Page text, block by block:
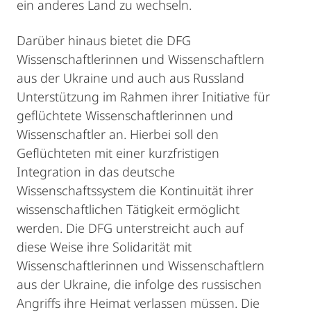
ein anderes Land zu wechseln.
Darüber hinaus bietet die DFG
Wissenschaftlerinnen und Wissenschaftlern
aus der Ukraine und auch aus Russland
Unterstützung im Rahmen ihrer Initiative für
geflüchtete Wissenschaftlerinnen und
Wissenschaftler an. Hierbei soll den
Geflüchteten mit einer kurzfristigen
Integration in das deutsche
Wissenschaftssystem die Kontinuität ihrer
wissenschaftlichen Tätigkeit ermöglicht
werden. Die DFG unterstreicht auch auf
diese Weise ihre Solidarität mit
Wissenschaftlerinnen und Wissenschaftlern
aus der Ukraine, die infolge des russischen
Angriffs ihre Heimat verlassen müssen. Die